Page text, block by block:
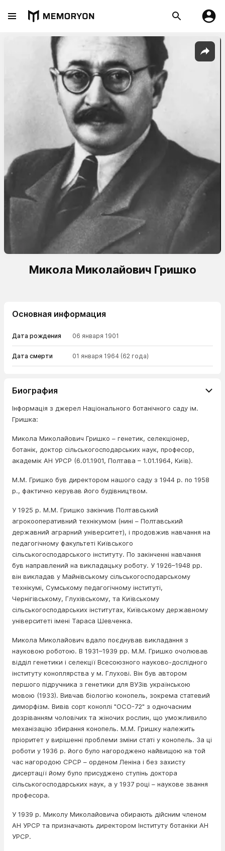
Микола Миколайович Гришко
Основная информация
Дата рождения 06 января 1901
Дата смерти 01 января 1964 (62 года)
Биография
Інформація з джерел Національного ботанічного саду ім.
Гришка:
Микола Миколайович Гришко – генетик, селекціонер,
ботанік, доктор сільськогосподарських наук, професор,
академік АН УРСР (6.01.1901, Полтава – 1.01.1964, Київ).
М.М. Гришко був директором нашого саду з 1944 р. по 1958
р., фактично керував його будівництвом.
У 1925 р. М.М. Гришко закінчив Полтавський
агрокооперативний технікумом (нині – Полтавський
державний аграрний університет), і продовжив навчання на
педагогічному факультеті Київського
сільськогосподарського інституту. По закінченні навчання
був направлений на викладацьку роботу. У 1926–1948 рр.
він викладав у Майнівському сільськогосподарському
технікумі, Сумському педагогічному інституті,
Чернігівському, Глухівському, та Київському
сільськогосподарських інститутах, Київському державному
університеті імені Тараса Шевченка.
Микола Миколайович вдало поєднував викладання з
науковою роботою. В 1931–1939 рр. М.М. Гришко очолював
відділ генетики і селекції Всесоюзного науково-дослідного
інституту коноплярства у м. Глухові. Він був автором
першого підручника з генетики для ВУЗів українською
мовою (1933). Вивчав біологію конопель, зокрема статевий
диморфізм. Вивів сорт коноплі "ОСО-72" з одночасним
дозріванням чоловічих та жіночих рослин, що уможливило
механізацію збирання конопель. М.М. Гришку належить
пріоритет у вирішенні проблеми зміни статі у конопель. За ці
роботи у 1936 р. його було нагороджено найвищою на той
час нагородою СРСР – орденом Леніна і без захисту
дисертації йому було присуджено ступінь доктора
сільськогосподарських наук, а у 1937 році – наукове звання
професора.
У 1939 р. Миколу Миколайовича обирають дійсним членом
АН УРСР та призначають директором Інституту ботаніки АН
УРСР.